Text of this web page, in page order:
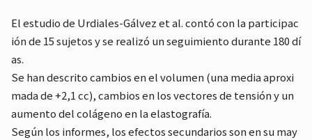
El estudio de Urdiales-Gálvez et al. contó con la participac
ión de 15 sujetos y se realizó un seguimiento durante 180 dí
as.
Se han descrito cambios en el volumen (una media aproxi
mada de +2,1 cc), cambios en los vectores de tensión y un
aumento del colágeno en la elastografía.
Según los informes, los efectos secundarios son en su may